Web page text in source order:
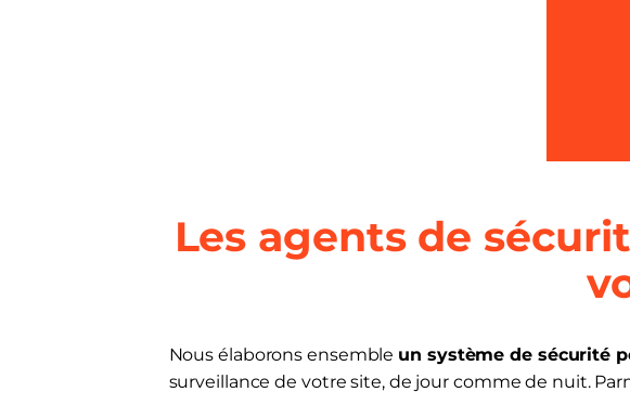
Les agents de
Nous élaborons ensemble un système de sécurité
surveillance de votre site, de jour comme de nuit.